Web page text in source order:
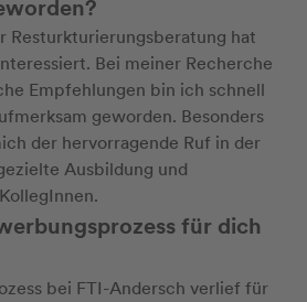
Resturkturierungsberatung hat
Bei meiner Recherche
Empfehlungen bin ich schnell
geworden. Besonders
der hervorragende Ruf in der
Ausbildung und
für dich
bei FTI-Andersch verlief für